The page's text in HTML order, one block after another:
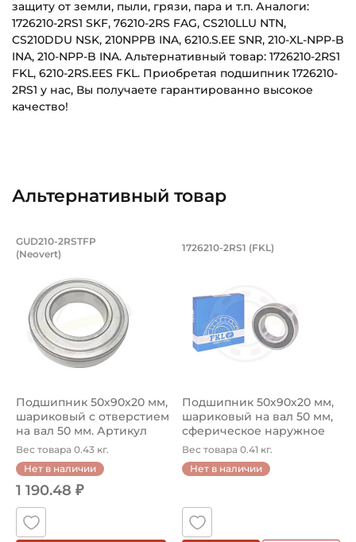
защиту от земли, пыли, грязи, пара и т.п. Аналоги:
1726210-2RS1 SKF, 76210-2RS FAG, CS210LLU NTN,
CS210DDU NSK, 210NPPB INA, 6210.S.EE SNR, 210-XL-NPP-B
INA, 210-NPP-B INA. Альтернативный товар: 1726210-2RS1
FKL, 6210-2RS.EES FKL. Приобретая подшипник 1726210-
2RS1 у нас, Вы получаете гарантированно высокое
качество!
90 мм
Ширина внутреннего кольца (B):
20 мм
Ширина наружного кольца (С):
20 мм
Ширина в сборе (Монтажная):
20 мм
35,1 кН
Статическая грузоподъёмность "Сo":
23,2 кН
Тип посадочного отверстия на вал:
Круг
Сельскохозяйственная
Альтернативный товар
Подшипник 50х90х20 мм, шариковый
Радиальный шарикоподшипник GUD 210 2RSTFP
GUD210-2RSTFP
(Neovert)
Подшипник 50х90х20 мм,
шариковый с отверстием
на вал 50 мм. Артикул
GUD...
Вес товара 0.43 кг.
Нет в наличии
1 190.48 ₽
Подшипник
1726210-2RS1 (FKL)
Подшипник 50х90х20 мм,
шариковый на вал 50 мм,
сферическое наружное
кол...
Вес товара 0.41 кг.
Нет в наличии